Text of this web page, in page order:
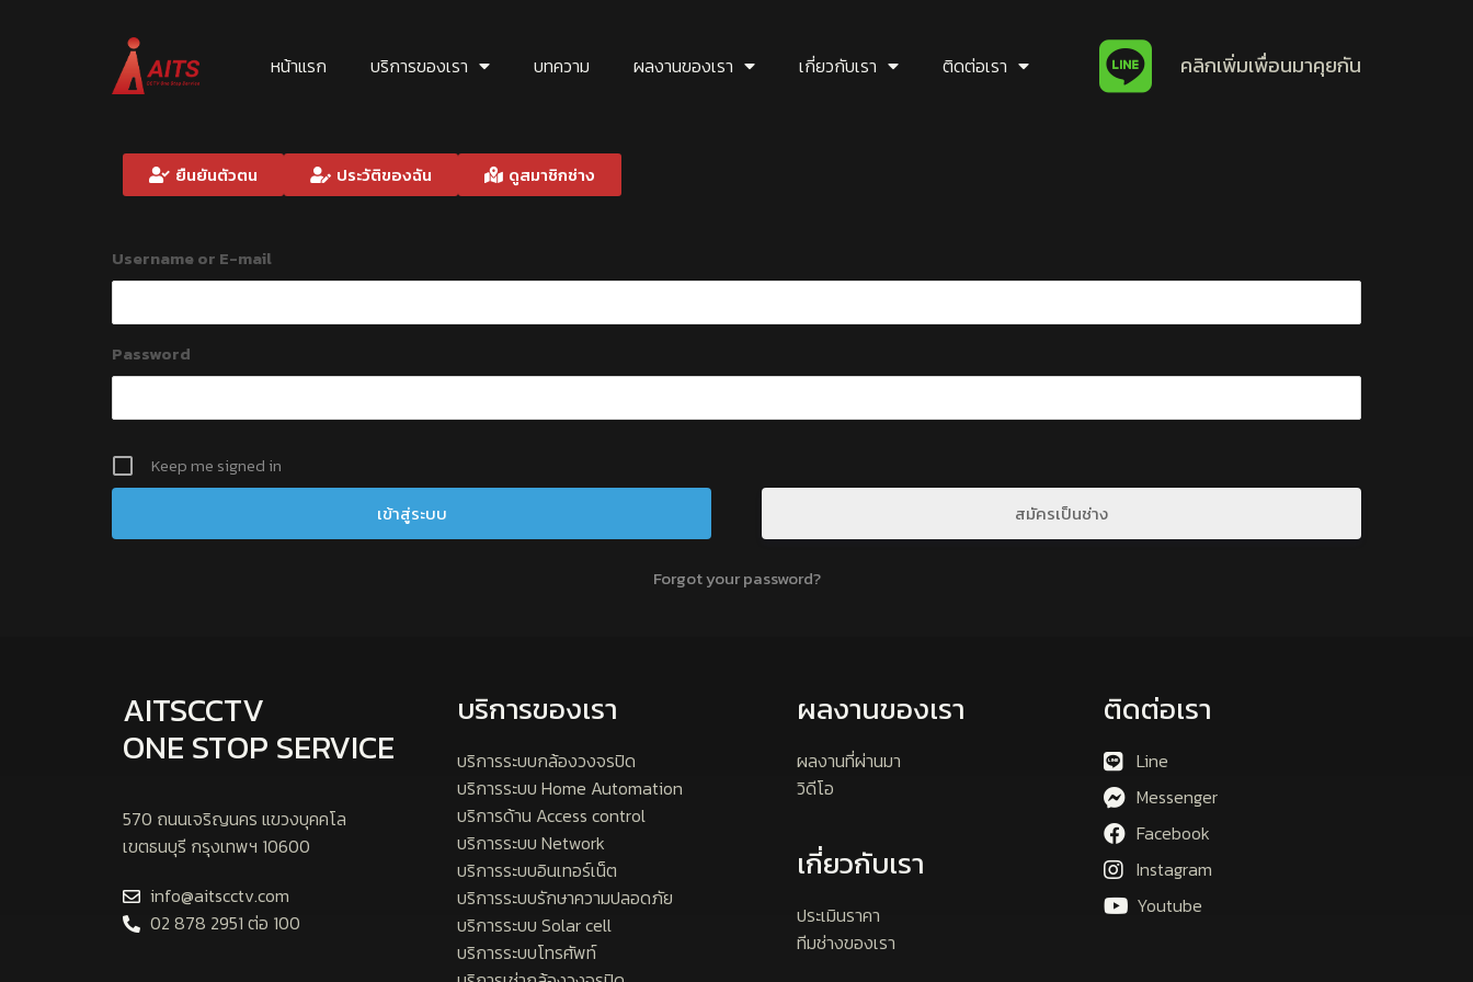
หน้าแรก บริการของเรา บทความ ผลงานของเรา เกี่ยวกับเรา ติดต่อเรา คลิกเพิ่มเพื่อนมาคุยกัน
ยืนยันตัวตน ประวัติของฉัน ดูสมาชิกช่าง
Username or E-mail
Password
Keep me signed in
สมัครเป็นช่าง
Forgot your password?
AITSCCTV
ONE STOP SERVICE
570 ถนนเจริญนคร แขวงบุคคโล
เขตธนบุรี กรุงเทพฯ 10600
info@aitscctv.com
02 878 2951 ต่อ 100
บริการของเรา
บริการระบบกล้องวงจรปิด
บริการระบบ Home Automation
บริการด้าน Access control
บริการระบบ Network
บริการระบบอินเทอร์เน็ต
บริการระบบรักษาความปลอดภัย
บริการระบบ Solar cell
บริการระบบโทรศัพท์
ผลงานของเรา
ผลงานที่ผ่านมา
วิดีโอ
เกี่ยวกับเรา
ประเมินราคา
ทีมช่างของเรา
ติดต่อเรา
Line
Messenger
Facebook
Instagram
Youtube